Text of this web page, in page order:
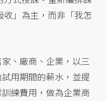
」為主，而非「我怎
、廠商、企業，以三
用期間的薪水，並提
練費用，做為企業商